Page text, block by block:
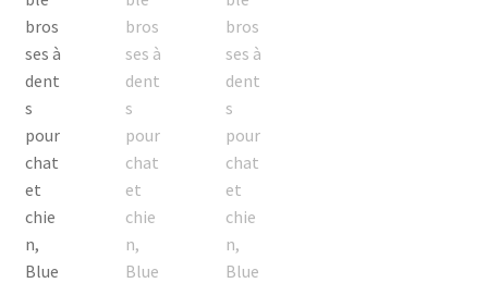
La combinaison unique d'ingrédients de Bluestem est la
solution parfaite pour tout propriétaire d'animal qui veut
le meilleur de son régime de soins dentaires.